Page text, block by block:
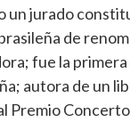
un jurado
de
fue la
autora de un
Premio